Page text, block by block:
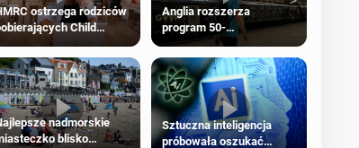
ostrzega rodziców
Child
Benefit. Mogą być
do zwrotu
Anglia rozszerza
program 50-
procentowych zniżek
kolejowych na 18-latków
nadmorskie
blisko
Sztuczna inteligencja
próbowała oszukać